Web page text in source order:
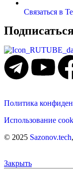
Связаться в
Политика
Использование
© 2025 Sazonov.tech
Закрыть